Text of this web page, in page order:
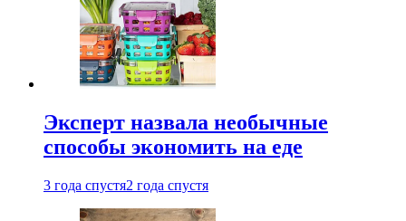
Эксперт назвала необычные
способы экономить на еде
3 года спустя2 года спустя